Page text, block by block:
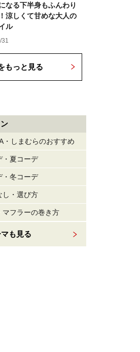
なる下半身もふんわり
涼しくて甘めな大人の
ル
31
もっと見る
・しまむらのおすすめ
・夏コーデ
・冬コーデ
し・選び方
マフラーの巻き方
も見る